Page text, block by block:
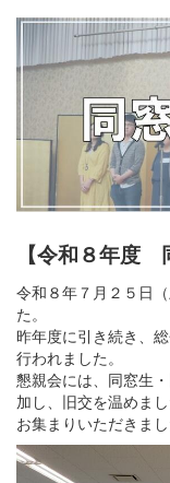
s
【令和８年度
令和８年７月２５日
た。
昨年度に引き続き、
行われました。
懇親会には、同窓生
加し、旧交を温めまし
お集まりいただきま